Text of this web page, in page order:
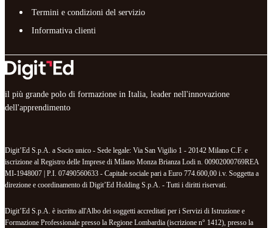
Termini e condizioni del servizio
Informativa clienti
il più grande polo di formazione in Italia, leader nell'innovazione
dell'apprendimento
Digit’Ed S.p.A. a Socio unico - Sede legale: Via San Vigilio 1 - 20142 Milano C.F. e
iscrizione al Registro delle Imprese di Milano Monza Brianza Lodi n. 00902000769REA
MI-1948007 | P.I. 07490560633 - Capitale sociale pari a Euro 774.600,00 i.v. Soggetta a
direzione e coordinamento di Digit’Ed Holding S.p.A. - Tutti i diritti riservati.
Digit’Ed S.p.A. è iscritto all'Albo dei soggetti accreditati per i Servizi di Istruzione e
Formazione Professionale presso la Regione Lombardia (iscrizione n° 1412), presso la